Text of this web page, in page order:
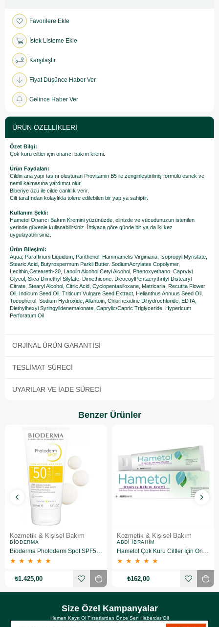
Favorilere Ekle
İstek Listeme Ekle
Karşılaştır
Fiyat Düşünce Haber Ver
Gelince Haber Ver
ÜRÜN ÖZELLIKLERI
Özet Bilgi:
Çok kuru ciltler için onarıcı bakım kremi.
Ürün Faydaları:
Cildin ana yapı taşını oluşturan Provitamin B5 ile zenginleştirilmiş formülü esnek ve
nemli kalmasına yardımcı olur.
Biberiye özü ile cilde canlılık verir.
Cilt tarafından kolaylıkla tolere edilebilen bir yapıya sahiptir.
Kullanım Şekli:
Hametol Onarıcı Bakım Kremini yüzünüzde, elinizde ve vücudunuzun istenilen
yerinde güvenle kullanabilirsiniz. İhtiyaca göre günde bir ya da iki kez
uygulayabilirsiniz.
Ürün Bileşimi:
Aqua, Paraffinum Liquidum, Panthenol, Hammamelis Virginiana, Isopropyl Myristate,
Stearic Acid, Butyrospermum Parkii Butter. SodiumAcrylates Copolymer,
Lecithin,Ceteareth-20, Lanolin Alcohol Cetyl Alcohol, Phenoxyethano. Caprylyl
Glycol, Slica Dimethyl Silylate. Dimethicone. DicocoylPentaerythrityl Distearyl
Citrate, Stearyl Alcohol, Citric Acid, Cyclopentasiloxane, Matricaria, Recutita Flower
Oil, Indicum Seed Oil, Triticum Vulgare Seed Extract, Helianthus Annuus Seed Oil,
Tocopherol, Sodium Hydroxide, Allantoin, Chlorhexidine Dihydrochloride, EDTA,
Diethylhexyl Syringylidenemalonate, Caprylic/Capric Triglyceride, Hypericum
Perforatum Oil
ORJINAL ÜRÜN GARANTISI
TESLIMAT SÜRECI
UYARILAR VE İADE SÜRECI
Benzer Ürünler
Kozmetik & Kişisel Bakım
BIODERMA
★ ★ ★ ★ ★
₺1.425,00
Kozmetik & Kişisel Bakım
ABDI İBRAHIM
★ ★ ★ ★ ★
₺162,00
Size Özel Kampanyalar
Hemen Kayıt Ol Fırsatlardan Önce Sen Haberdar Ol!